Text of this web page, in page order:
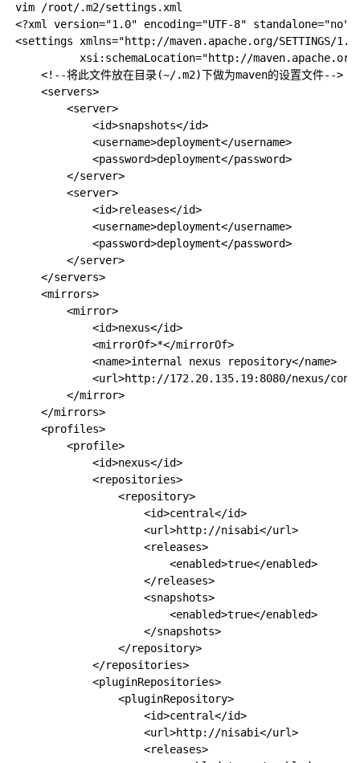
vim /root/.m2/settings.xml
<?xml version="1.0" encoding="UTF-8"
<settings xmlns="http://maven.apache.org/SETTINGS/
xsi:schemaLocation="http://
    <!--将此文件放在目录(~/.m2)下做为maven的设置文件-->
    <servers>
        <server>
            <id>snapshots</id>
            <username>deployment</username>
            <password>deployment</password>
        </server>
        <server>
            <id>releases</id>
            <username>deployment</username>
            <password>deployment</password>
        </server>
    </servers>
    <mirrors>
        <mirror>
            <id>nexus</id>
            <mirrorOf>*</mirrorOf>
            <name>internal nexus repository</name>
<url>http://172.20.135.19:8080/nexus/
        </mirror>
    </mirrors>
    <profiles>
        <profile>
            <id>nexus</id>
            <repositories>
                <repository>
                    <id>central</id>
                    <url>http://nisabi</url>
                    <releases>
                        <enabled>true</enabled>
                    </releases>
                    <snapshots>
                        <enabled>true</enabled>
                    </snapshots>
                </repository>
            </repositories>
            <pluginRepositories>
                <pluginRepository>
                    <id>central</id>
                    <url>http://nisabi</url>
                    <releases>